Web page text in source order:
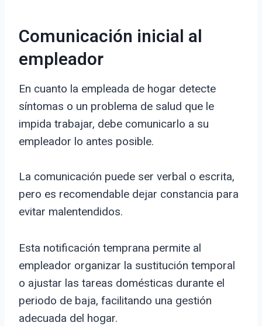
Comunicación inicial al
empleador
En cuanto la empleada de hogar detecte
síntomas o un problema de salud que le
impida trabajar, debe comunicarlo a su
empleador lo antes posible.
La comunicación puede ser verbal o escrita,
pero es recomendable dejar constancia para
evitar malentendidos.
Esta notificación temprana permite al
empleador organizar la sustitución temporal
o ajustar las tareas domésticas durante el
periodo de baja, facilitando una gestión
adecuada del hogar.